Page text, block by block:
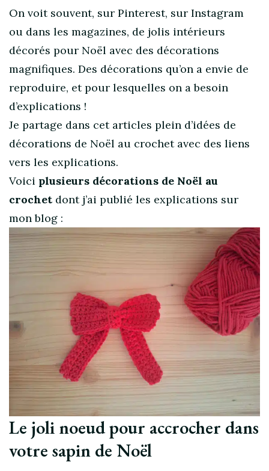
On voit souvent, sur Pinterest, sur Instagram
ou dans les magazines, de jolis intérieurs
décorés pour Noël avec des décorations
magnifiques. Des décorations qu’on a envie de
reproduire, et pour lesquelles on a besoin
d’explications !
Je partage dans cet articles plein d’idées de
décorations de Noël au crochet avec des liens
vers les explications.
Voici plusieurs décorations de Noël au
crochet dont j’ai publié les explications sur
mon blog :
Le joli noeud pour accrocher dans
votre sapin de Noël